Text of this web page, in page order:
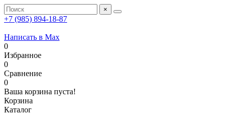
×
+7 (985) 894-18-87
Написать в Max
0
Избранное
0
Сравнение
0
Ваша корзина пуста!
Корзина
Каталог